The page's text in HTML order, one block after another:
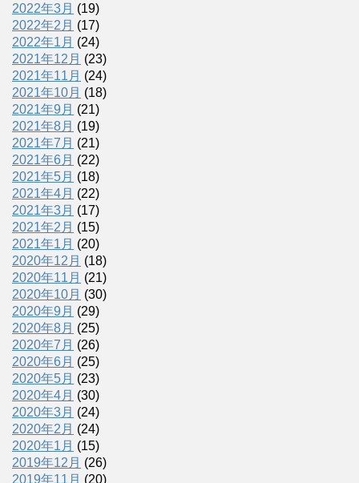
2022年3月 (19)
2022年2月 (17)
2022年1月 (24)
2021年12月 (23)
2021年11月 (24)
2021年10月 (18)
2021年9月 (21)
2021年8月 (19)
2021年7月 (21)
2021年6月 (22)
2021年5月 (18)
2021年4月 (22)
2021年3月 (17)
2021年2月 (15)
2021年1月 (20)
2020年12月 (18)
2020年11月 (21)
2020年10月 (30)
2020年9月 (29)
2020年8月 (25)
2020年7月 (26)
2020年6月 (25)
2020年5月 (23)
2020年4月 (30)
2020年3月 (24)
2020年2月 (24)
2020年1月 (15)
2019年12月 (26)
2019年11月 (20)